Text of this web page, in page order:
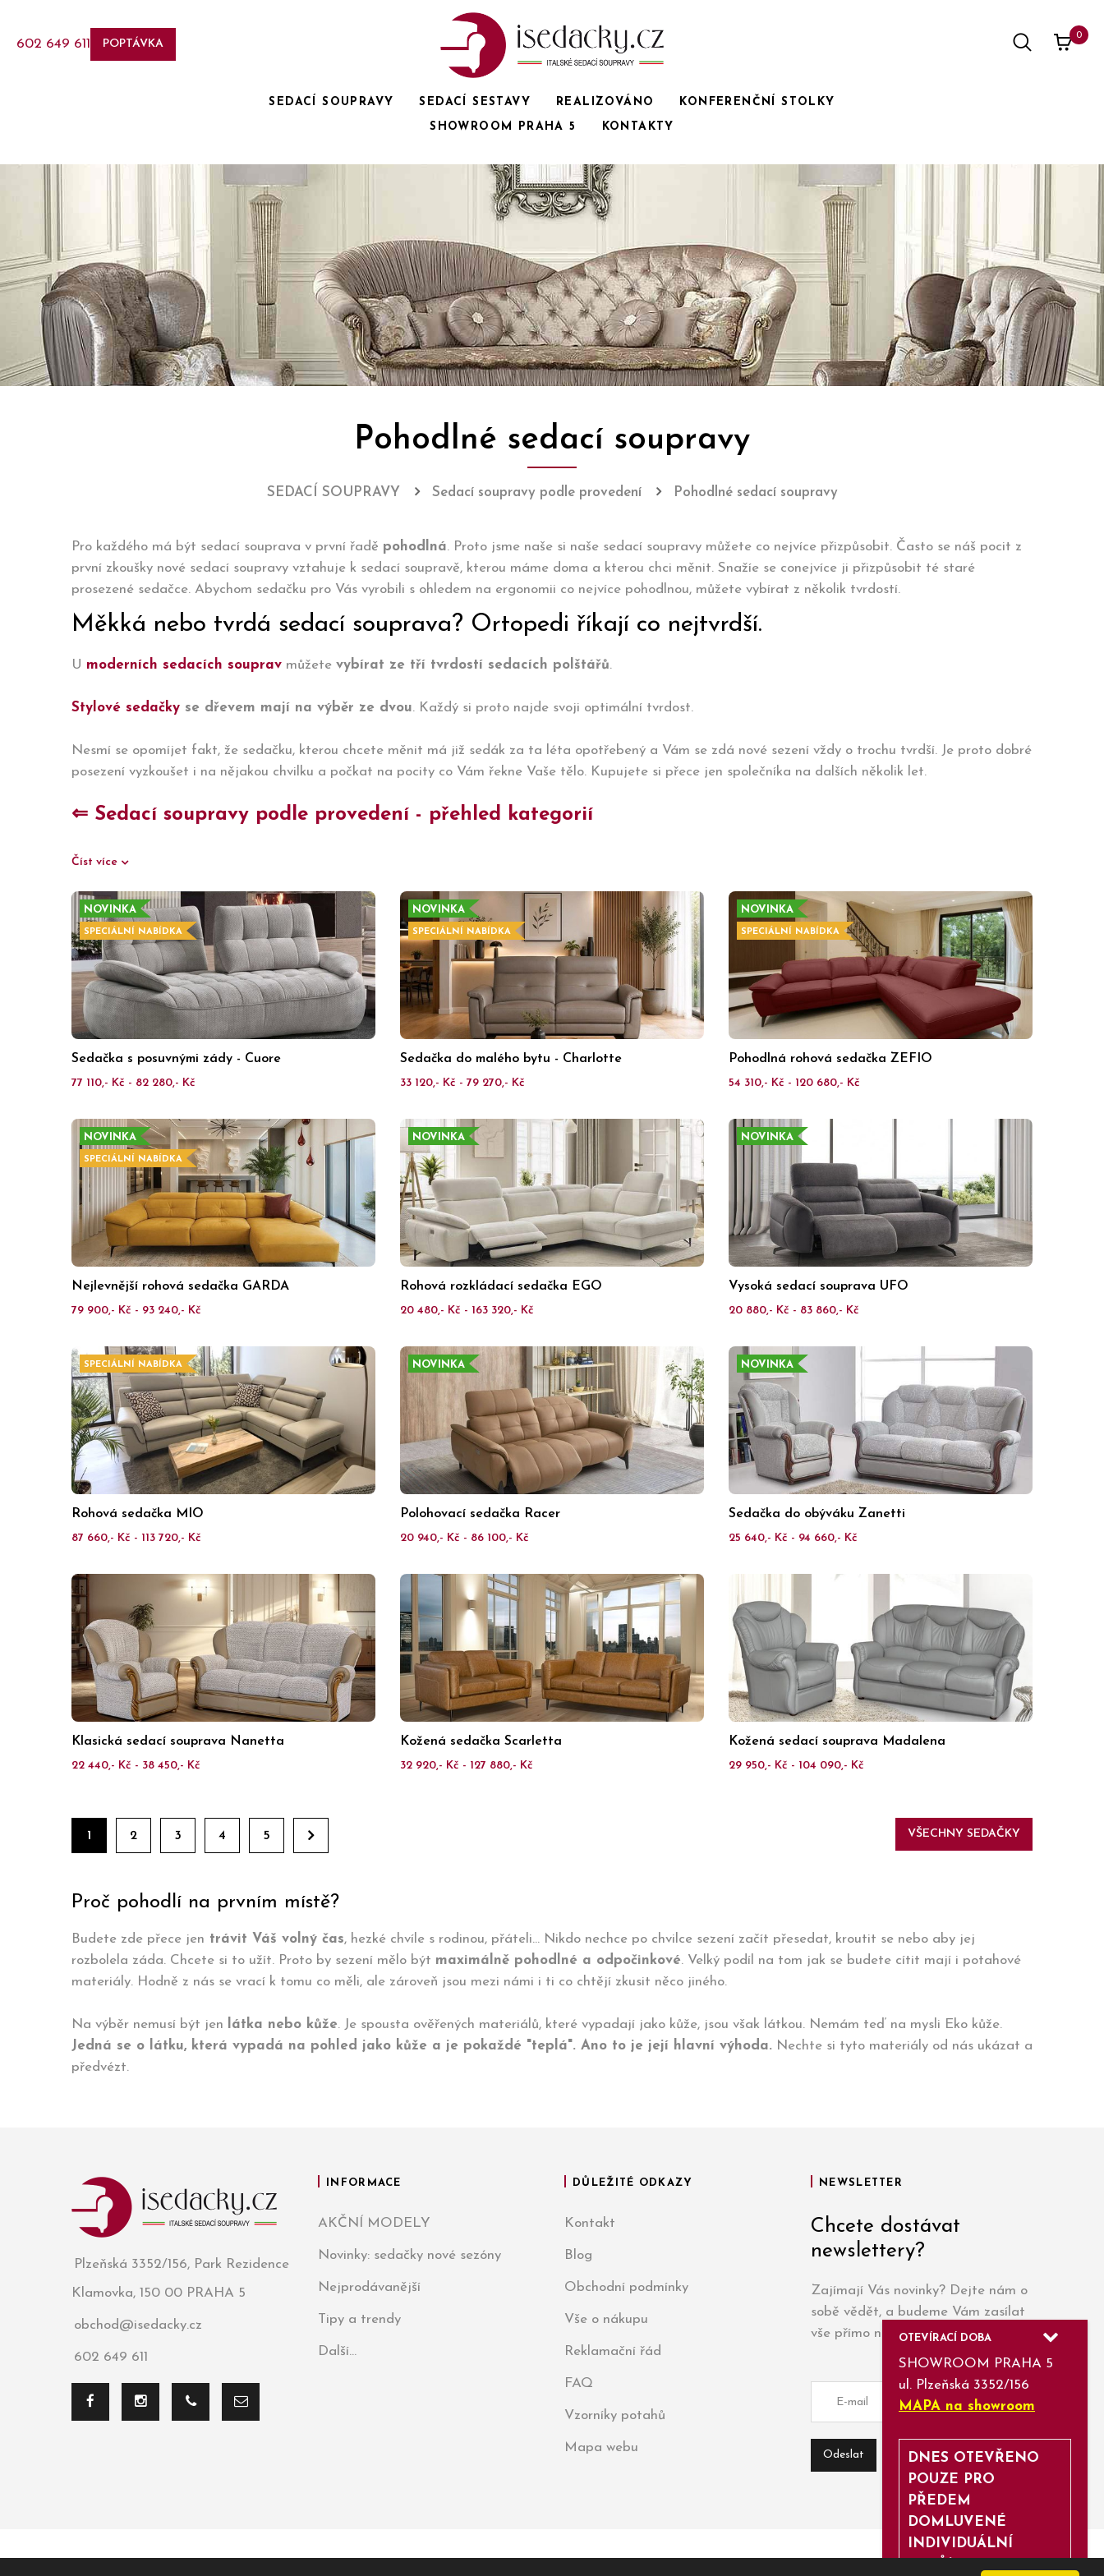
602 649 611 POPTÁVKA
SEDACÍ SOUPRAVY SEDACÍ SESTAVY REALIZOVÁNO
KONFERENČNÍ STOLKY
SHOWROOM PRAHA 5
KONTAKTY
0
Pohodlné sedací soupravy
SEDACÍ SOUPRAVY Sedací soupravy podle provedení Pohodlné sedací soupravy
Pro každého má být sedací souprava v první řadě pohodlná. Proto jsme naše si naše sedací soupravy můžete co nejvíce přizpůsobit. Často se náš pocit z
první zkoušky nové sedací soupravy vztahuje k sedací soupravě, kterou máme doma a kterou chci měnit. Snažíe se conejvíce ji přizpůsobit té staré
prosezené sedačce. Abychom sedačku pro Vás vyrobili s ohledem na ergonomii co nejvíce pohodlnou, můžete vybírat z několik tvrdostí.
Měkká nebo tvrdá sedací souprava? Ortopedi říkají co nejtvrdší.
U moderních sedacích souprav můžete vybírat ze tří tvrdostí sedacích polštářů.
Stylové sedačky se dřevem mají na výběr ze dvou. Každý si proto najde svoji optimální tvrdost.
Nesmí se opomíjet fakt, že sedačku, kterou chcete měnit má již sedák za ta léta opotřebený a Vám se zdá nové sezení vždy o trochu tvrdší. Je proto dobré
posezení vyzkoušet i na nějakou chvilku a počkat na pocity co Vám řekne Vaše tělo. Kupujete si přece jen společníka na dalších několik let.
⇐ Sedací soupravy podle provedení - přehled kategorií
Číst více
NOVINKA
SPECIÁLNÍ NABÍDKA
Sedačka s posuvnými zády - Cuore
77 110,- Kč - 82 280,- Kč
NOVINKA
SPECIÁLNÍ NABÍDKA
Sedačka do malého bytu - Charlotte
33 120,- Kč - 79 270,- Kč
NOVINKA
SPECIÁLNÍ NABÍDKA
Pohodlná rohová sedačka ZEFIO
54 310,- Kč - 120 680,- Kč
NOVINKA
SPECIÁLNÍ NABÍDKA
Nejlevnější rohová sedačka GARDA
79 900,- Kč - 93 240,- Kč
NOVINKA
Rohová rozkládací sedačka EGO
20 480,- Kč - 163 320,- Kč
NOVINKA
Vysoká sedací souprava UFO
20 880,- Kč - 83 860,- Kč
SPECIÁLNÍ NABÍDKA
Rohová sedačka MIO
87 660,- Kč - 113 720,- Kč
NOVINKA
Polohovací sedačka Racer
20 940,- Kč - 86 100,- Kč
NOVINKA
Sedačka do obýváku Zanetti
25 640,- Kč - 94 660,- Kč
Klasická sedací souprava Nanetta
22 440,- Kč - 38 450,- Kč
Kožená sedačka Scarletta
32 920,- Kč - 127 880,- Kč
Kožená sedací souprava Madalena
29 950,- Kč - 104 090,- Kč
1 2 3 4 5 VŠECHNY SEDAČKY
Proč pohodlí na prvním místě?
Budete zde přece jen trávit Váš volný čas, hezké chvíle s rodinou, přáteli... Nikdo nechce po chvilce sezení začít přesedat, kroutit se nebo aby jej
rozbolela záda. Chcete si to užít. Proto by sezení mělo být maximálně pohodlné a odpočinkové. Velký podíl na tom jak se budete cítit mají i potahové
materiály. Hodně z nás se vrací k tomu co měli, ale zároveň jsou mezi námi i ti co chtějí zkusit něco jiného.
Na výběr nemusí být jen látka nebo kůže. Je spousta ověřených materiálů, které vypadají jako kůže, jsou však látkou. Nemám teď na mysli Eko kůže.
Jedná se o látku, která vypadá na pohled jako kůže a je pokaždé "teplá". Ano to je její hlavní výhoda. Nechte si tyto materiály od nás ukázat a
předvézt.
Plzeňská 3352/156, Park Rezidence
Klamovka, 150 00 PRAHA 5
obchod@isedacky.cz
602 649 611
INFORMACE
AKČNÍ MODELY
Novinky: sedačky nové sezóny
Nejprodávanější
Tipy a trendy
Další...
DŮLEŽITÉ ODKAZY
Kontakt
Blog
Obchodní podmínky
Vše o nákupu
Reklamační řád
FAQ
Vzorníky potahů
Mapa webu
NEWSLETTER
Chcete dostávat
newslettery?
Zajímají Vás novinky? Dejte nám o
sobě vědět, a budeme Vám zasílat
vše přímo na e-mail.OTEVÍRACÍ DOBA
SHOWROOM PRAHA 5
ul. Plzeňská 3352/156
MAPA na showroom
DNES OTEVŘENO
POUZE PRO
PŘEDEM
DOMLUVENÉ
INDIVIDUÁLNÍ